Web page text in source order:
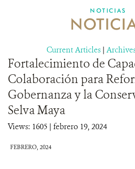
SOBRE NOSOTROS
NOTICIAS
Current Articles |
Fortalecimiento de
Colaboración para
Gobernanza y la
Selva Maya
Views: 1605 | febrero 19, 2024
FEBRERO, 2024